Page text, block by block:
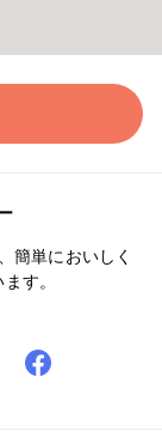
簡単においしく
す。